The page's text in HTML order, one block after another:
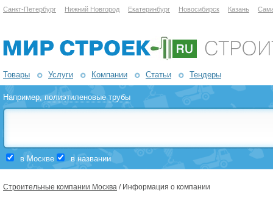
Санкт-Петербург Нижний Новгород Екатеринбург Новосибирск Казань
Товары Услуги Компании Статьи Тендеры
Например,полиэтиленовые трубы
в Москве в названии
Строительные компании Москва / Информация о компании